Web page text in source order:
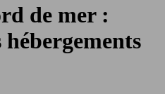
de mer :